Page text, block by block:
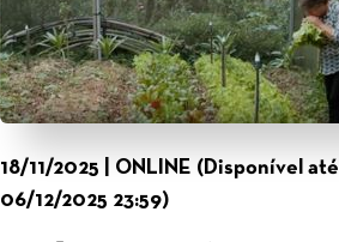
18/11/2025 | ONLINE (Disponível até
06/12/2025 23:59)